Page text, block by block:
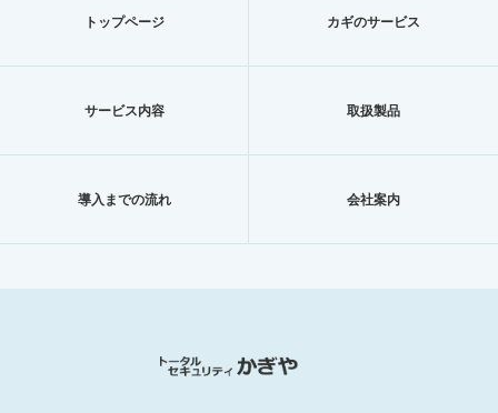
トップページ カギのサービス
サービス内容 取扱製品
導入までの流れ 会社案内